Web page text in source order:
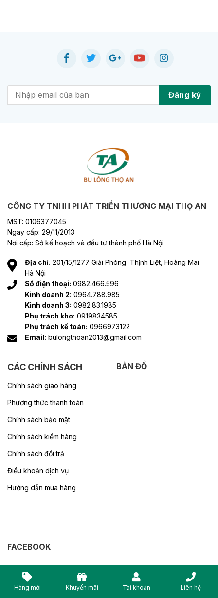
CÔNG TY TNHH PHÁT TRIỂN THƯƠNG MẠI THỌ AN
MST: 0106377045
Ngày cấp: 29/11/2013
Nơi cấp: Sở kế hoạch và đầu tư thành phố Hà Nội
Địa chỉ: 201/15/1277 Giải Phóng, Thịnh Liệt, Hoàng Mai,
Hà Nội
Số điện thoại: 0982.466.596
Kinh doanh 2: 0964.788.985
Kinh doanh 3: 0982.83.1985
Phụ trách kho: 0919834585
Phụ trách kế toán: 0966973122
Email: bulongthoan2013@gmail.com
CÁC CHÍNH SÁCH
Chính sách giao hàng
Phương thức thanh toán
Chính sách bảo mật
Chính sách kiểm hàng
Chính sách đổi trả
Điều khoản dịch vụ
Hướng dẫn mua hàng
BẢN ĐỒ
FACEBOOK
Hàng mới Khuyến mãi Tài khoản Liên hệ